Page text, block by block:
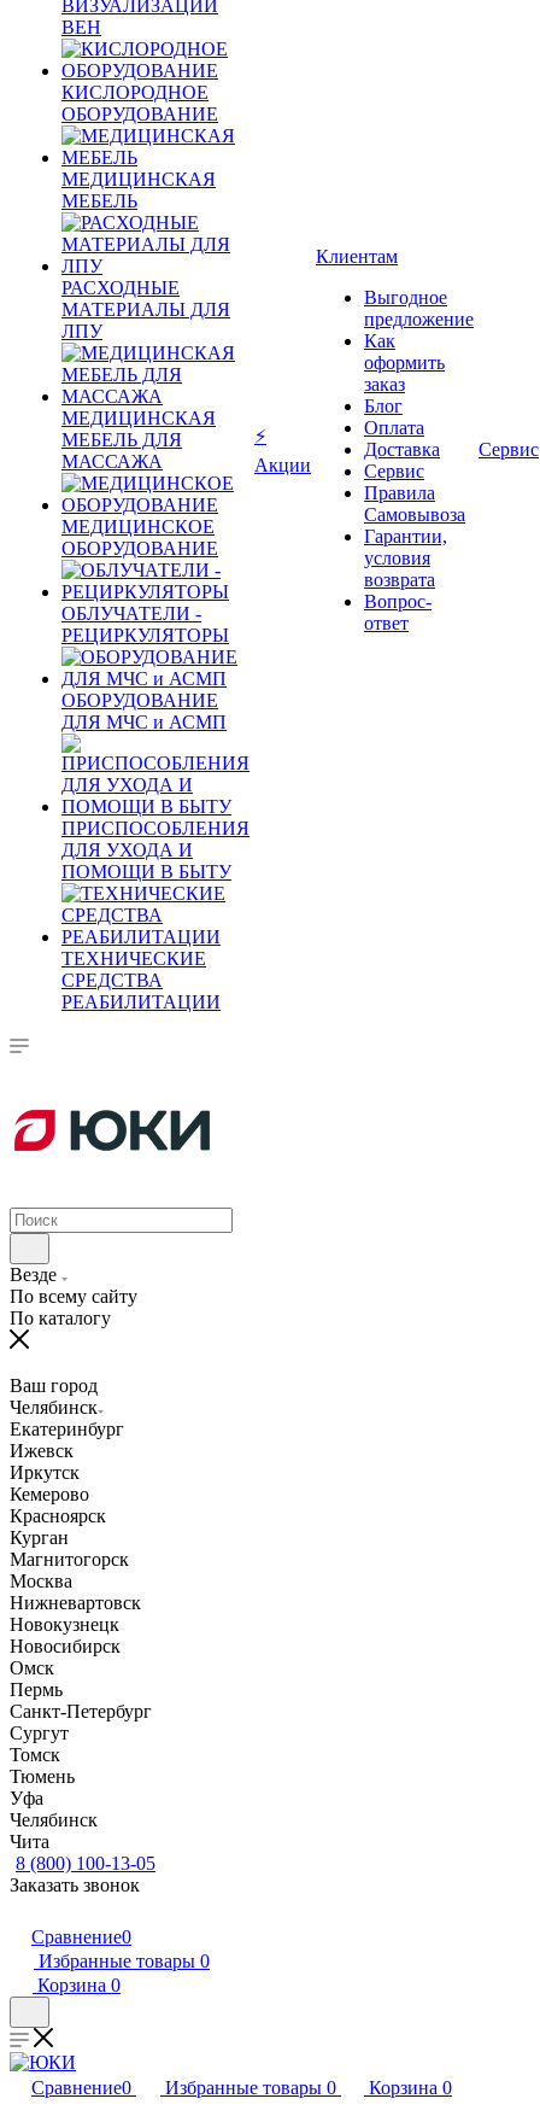
ВИЗУАЛИЗАЦИИ
ВЕН
КИСЛОРОДНОЕ
ОБОРУДОВАНИЕ
МЕДИЦИНСКАЯ
МЕБЕЛЬ
РАСХОДНЫЕ
МАТЕРИАЛЫ ДЛЯ
ЛПУ
МЕДИЦИНСКАЯ
МЕБЕЛЬ ДЛЯ
МАССАЖА
МЕДИЦИНСКОЕ
ОБОРУДОВАНИЕ
ОБЛУЧАТЕЛИ -
РЕЦИРКУЛЯТОРЫ
ОБОРУДОВАНИЕ
ДЛЯ МЧС и АСМП
ПРИСПОСОБЛЕНИЯ
ДЛЯ УХОДА И
ПОМОЩИ В БЫТУ
ТЕХНИЧЕСКИЕ
СРЕДСТВА
РЕАБИЛИТАЦИИ
⚡
Акции
Клиентам
Выгодное
предложение
Как
оформить
заказ
Блог
Оплата
Доставка
Сервис
Правила
Самовывоза
Гарантии,
условия
возврата
Вопрос-
ответ
Сервис
Везде
По всему сайту
По каталогу
Ваш город
Челябинск
Екатеринбург
Ижевск
Иркутск
Кемерово
Красноярск
Курган
Магнитогорск
Москва
Нижневартовск
Новокузнецк
Новосибирск
Омск
Пермь
Санкт-Петербург
Сургут
Томск
Тюмень
Уфа
Челябинск
Чита
8 (800) 100-13-05
Заказать звонок
Сравнение0
Избранные товары 0
Корзина 0
Сравнение0 Избранные товары 0 Корзина 0